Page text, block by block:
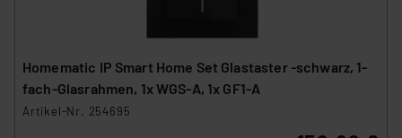
Homematic IP Smart Home Set Glastaster -schwarz, 1-
fach-Glasrahmen, 1x WGS-A, 1x GF1-A
Artikel-Nr. 254695